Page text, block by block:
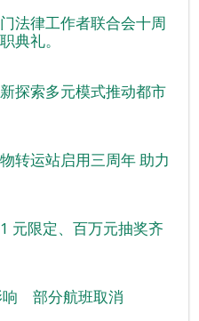
法律工作者联合会十周
典礼。
探索多元模式推动都市
转运站启用三周年 助力
元限定、百万元抽奖齐
响 部分航班取消